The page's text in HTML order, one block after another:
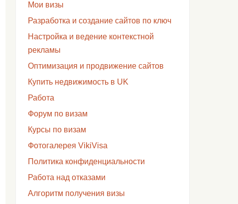
Мои визы
Разработка и создание сайтов по ключ
Настройка и ведение контекстной
рекламы
Оптимизация и продвижение сайтов
Купить недвижимость в UK
Работа
Форум по визам
Курсы по визам
Фотогалерея VikiVisa
Политика конфиденциальности
Работа над отказами
Алгоритм получения визы